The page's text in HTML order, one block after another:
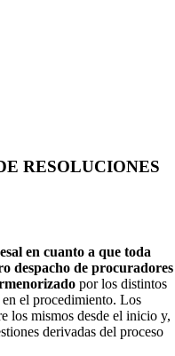
RESOLUCIONES
en cuanto a que toda
despacho de procuradores
por los distintos
el procedimiento. Los
los mismos desde el inicio y,
derivadas del proceso